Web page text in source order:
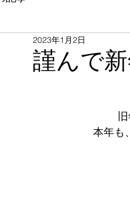
謹んで
2023年1月2日
本年も